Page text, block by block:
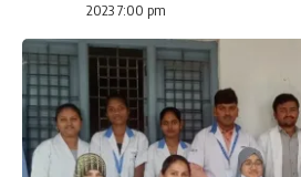
2023 7:00 pm